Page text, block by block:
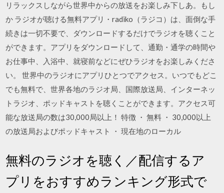
リラックスしながら世界中からの放送をお楽しみ下しあ。もし
か ラジオが聴ける無料アプリ・radiko（ラジコ）は、面倒な手
続きは一切不要で、ダウンロードするだけでラジオを聴くこと
ができます。アプリをダウンロードして、通勤・通学の時間や
お仕事中、入浴中、就寝前などにぜひラジオをお楽しみくださ
い。 世界中のラジオにアプリひとつでアクセス。いつでもどこ
でも無料で、世界各地のラジオ局、国際放送局、インターネッ
トラジオ、ポッドキャストを聴くことができます。アクセス可
能な放送局の数は30,000局以上！ 特徴 ・ 無料 ・ 30,000以上
の放送局およびポッドキャスト ・ 現在地のローカル
無料のラジオを聴く／配信するア
プリをおすすめランキング形式で